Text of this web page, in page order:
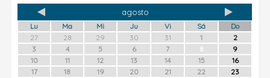
agosto
Lu Ma Mi Ju Vi Sá
Do
27
28 29 30 31 1
2
3
4 5 6 7 8
9
10
11 12 13 14 15
16
17
18 19 20 21 22
23